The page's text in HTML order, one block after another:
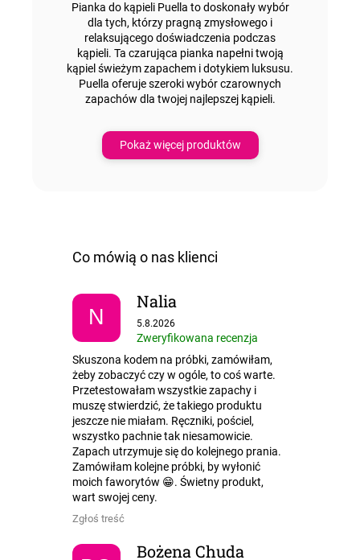
Pianka do kąpieli Puella to doskonały wybór
dla tych, którzy pragną zmysłowego i
relaksującego doświadczenia podczas
kąpieli. Ta czarująca pianka napełnitwoją
kąpiel świeżym zapachem i dotykiem luksusu.
Puella oferujeszeroki wybór czarownych
zapachów dla twojej najlepszej kąpieli.
Pokaż więcej produktów
N
Nalia
Ocena sklepu to 5 na 5 gwiazdek.
5.8.2026
Zweryfikowana recenzja
Skuszona kodem na próbki, zamówiłam,
żeby zobaczyć czy w ogóle, to coś warte.
Przetestowałam wszystkie zapachy i
muszę stwierdzić, że takiego produktu
jeszcze nie miałam. Ręczniki, pościel,
wszystko pachnie tak niesamowicie.
Zapach utrzymuje się do kolejnego prania.
Zamówiłam kolejne próbki, by wyłonić
moich faworytów 😁. Świetny produkt,
wart swojej ceny.
Zgłoś treść
Bożena Chuda